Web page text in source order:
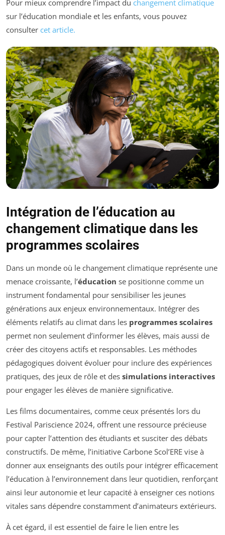
Pour mieux comprendre l’impact du changement climatique
sur l’éducation mondiale et les enfants, vous pouvez
consulter cet article.
Intégration de l’éducation au
changement climatique dans les
programmes scolaires
Dans un monde où le changement climatique représente une
menace croissante, l’éducation se positionne comme un
instrument fondamental pour sensibiliser les jeunes
générations aux enjeux environnementaux. Intégrer des
éléments relatifs au climat dans les programmes scolaires
permet non seulement d’informer les élèves, mais aussi de
créer des citoyens actifs et responsables. Les méthodes
pédagogiques doivent évoluer pour inclure des expériences
pratiques, des jeux de rôle et des simulations interactives
pour engager les élèves de manière significative.
Les films documentaires, comme ceux présentés lors du
Festival Pariscience 2024, offrent une ressource précieuse
pour capter l’attention des étudiants et susciter des débats
constructifs. De même, l’initiative Carbone Scol’ERE vise à
donner aux enseignants des outils pour intégrer efficacement
l’éducation à l’environnement dans leur quotidien, renforçant
ainsi leur autonomie et leur capacité à enseigner ces notions
vitales sans dépendre constamment d’animateurs extérieurs.
À cet égard, il est essentiel de faire le lien entre les